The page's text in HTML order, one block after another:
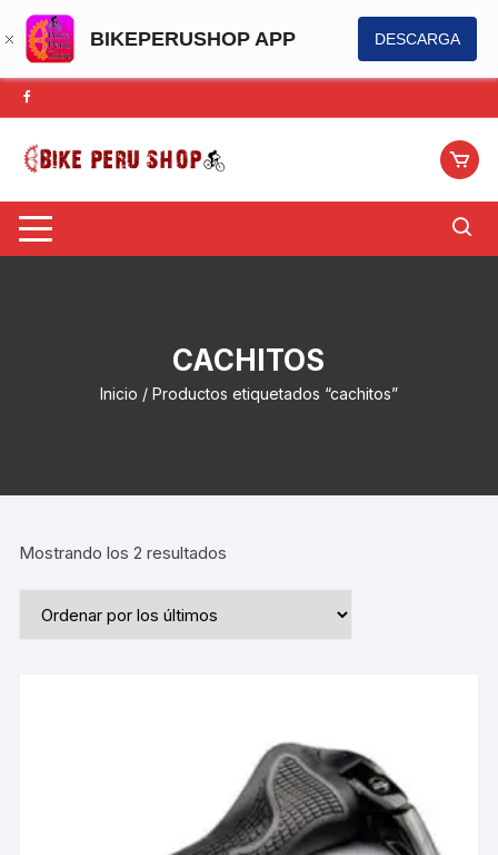
BIKEPERUSHOP APP DESCARGA
Saltar
al
contenido
CACHITOS
Inicio / Productos etiquetados “cachitos”
Mostrando los 2 resultados